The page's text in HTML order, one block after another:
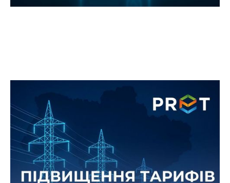
НКРЕКП прийняло рішення про
встановлення нових тарифів на
послуги з розподілу електроенергії
26 серпня 2025 року, на засіданні НКРЕКП було
прийнято постанову про нові тарифи на послуги
з розподілу електроенергії.